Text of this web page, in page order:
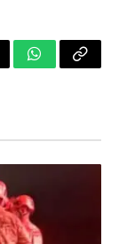
WhatsApp
Copy